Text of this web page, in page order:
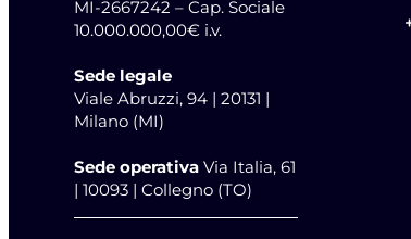
MI-2667242 – Cap. Sociale
10.000.000,00€ i.v.
Sede legale
Viale Abruzzi, 94 | 20131 |
Milano (MI)
Sede operativa Via Italia, 61
| 10093 | Collegno (TO)